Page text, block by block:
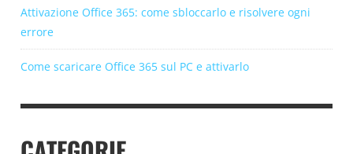
Attivazione Office 365: come sbloccarlo e risolvere ogni
errore
Come scaricare Office 365 sul PC e attivarlo